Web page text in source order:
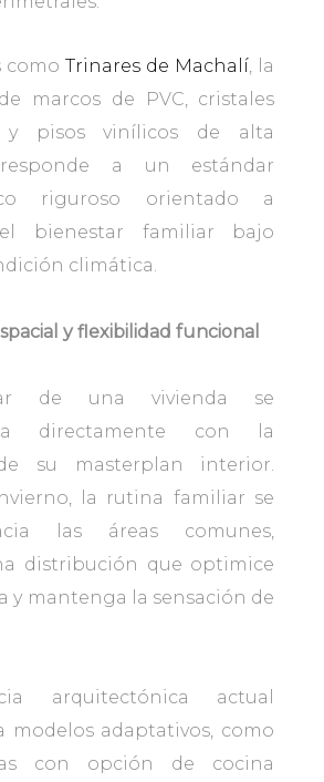
como Trinares de Machalí , la
marcos de PVC, cristales
y pisos vinílicos de alta
responde a un estándar
riguroso orientado a
el bienestar familiar bajo
climática.
y flexibilidad funcional
de una vivienda se
directamente con la
su masterplan interior.
la rutina familiar se
las áreas comunes,
distribución que optimice
y mantenga la sensación de
arquitectónica actual
modelos adaptativos, como
con opción de cocina